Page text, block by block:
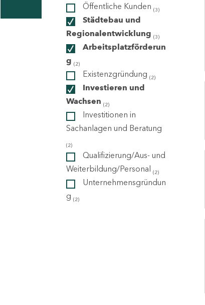
Öffentliche Kunden (3)
Städtebau und
Regionalentwicklung (3)
Arbeitsplatzförderun
g (2)
Existenzgründung (2)
Investieren und
Wachsen (2)
Investitionen in
Sachanlagen und Beratung
(2)
Qualifizierung/Aus- und
Weiterbildung/Personal (2)
Unternehmensgründun
g (2)